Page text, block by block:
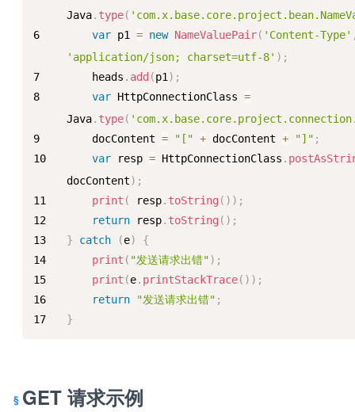
Java. type(
var p1 = new NameValuePair( 'Content-Type'
'application/json; charset=utf-8' ) ;
    heads
. add (p1 ) ;
var HttpConnectionClass =
Java. type(
    docContent
= "[" + docContent + "]" ;
var resp = HttpConnectionClass .
docContent) ;
print ( resp. toString ( ) ) ;
return resp. toString ( ) ;
}
catch (e)
{
print ( "发送请求出错") ;
print (e. printStackTrace( ) ) ;
return
"发送请求出错" ;
}
GET 请求示例